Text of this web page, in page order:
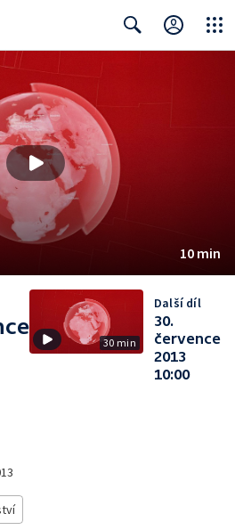
10 min
30 min
Další díl
30.
července
2013
10:00